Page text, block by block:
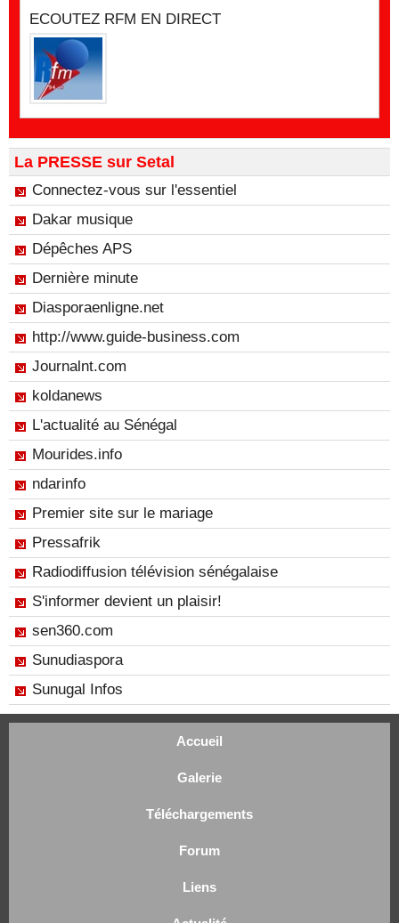
ECOUTEZ RFM EN DIRECT
La PRESSE sur Setal
Connectez-vous sur l'essentiel
Dakar musique
Dépêches APS
Dernière minute
Diasporaenligne.net
http://www.guide-business.com
Journalnt.com
koldanews
L'actualité au Sénégal
Mourides.info
ndarinfo
Premier site sur le mariage
Pressafrik
Radiodiffusion télévision sénégalaise
S'informer devient un plaisir!
sen360.com
Sunudiaspora
Sunugal Infos
Accueil
Galerie
Téléchargements
Forum
Liens